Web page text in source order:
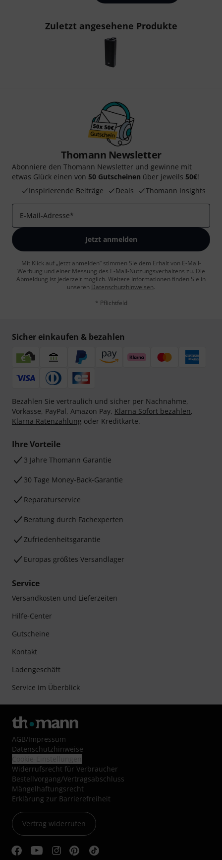
Zuletzt angesehene Produkte
Thomann Newsletter
Abonniere den Thomann Newsletter und gewinne mit
etwas Glück einen von 50 Gutscheinen über jeweils 50€!
Inspirierende Beiträge
Deals Thomann Insights
E-Mail-Adresse*
Jetzt anmelden
Mit Klick auf „Jetzt anmelden“ stimmen Sie dem Erhalt von E-Mail-
Werbung und einer Messung des E-Mail-Nutzungsverhaltens zu. Die
Abmeldung ist jederzeit möglich. Weitere Informationen finden Sie in
unseren Datenschutzhinweisen.
* Pflichtfeld
Sicher einkaufen & bezahlen
Bezahlen Sie vertraulich und sicher per Nachnahme,
Vorkasse, PayPal, Amazon Pay, Klarna Sofort bezahlen,
Klarna Ratenzahlung oder Kreditkarte.
Ihre Vorteile
3 Jahre Thomann Garantie
30 Tage Money-Back-Garantie
Reparaturservice
Beratung durch Fachexperten
Zufriedenheitsgarantie
Europas größtes Versandlager
Service
Versandkosten und Lieferzeiten
Hilfe-Center
Gutscheine
Kontakt
Ladengeschäft
Service im Überblick
AGB/Impressum
Datenschutzhinweise
Widerrufsrecht für Verbraucher
Bestellvorgang/Vertragsabschluss
Mängelhaftungsrecht
Erklärung zur Barrierefreiheit
Vertrag widerrufen